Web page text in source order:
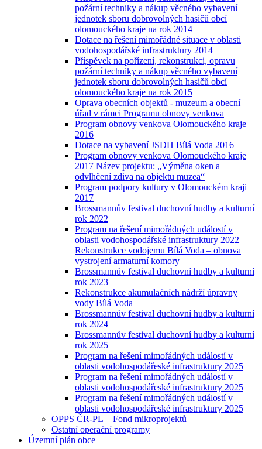
požární techniky a nákup věcného vybavení
jednotek sboru dobrovolných hasičů obcí
olomouckého kraje na rok 2014
Dotace na řešení mimořádné situace v oblasti
vodohospodářské infrastruktury 2014
Příspěvek na pořízení, rekonstrukci, opravu
požární techniky a nákup věcného vybavení
jednotek sboru dobrovolných hasičů obcí
olomouckého kraje na rok 2015
Oprava obecních objektů - muzeum a obecní
úřad v rámci Programu obnovy venkova
Program obnovy venkova Olomouckého kraje
2016
Dotace na vybavení JSDH Bílá Voda 2016
Program obnovy venkova Olomouckého kraje
2017 Název projektu: „Výměna oken a
odvlhčení zdiva na objektu muzea“
Program podpory kultury v Olomouckém kraji
2017
Brossmannův festival duchovní hudby a kulturní
rok 2022
Program na řešení mimořádných událostí v
oblasti vodohospodářské infrastruktury 2022
Rekonstrukce vodojemu Bílá Voda – obnova
vystrojení armaturní komory
Brossmannův festival duchovní hudby a kulturní
rok 2023
Rekonstrukce akumulačních nádrží úpravny
vody Bílá Voda
Brossmannův festival duchovní hudby a kulturní
rok 2024
Brossmannův festival duchovní hudby a kulturní
rok 2025
Program na řešení mimořádných událostí v
oblasti vodohospodářeské infrastruktury 2025
Program na řešení mimořádných událostí v
oblasti vodohospodářeské infrastruktury 2025
Program na řešení mimořádných událostí v
oblasti vodohospodářeské infrastruktury 2025
OPPS ČR-PL + Fond mikroprojektů
Ostatní operační programy
Územní plán obce